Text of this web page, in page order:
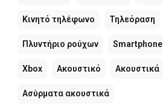
Κινητό τηλέφωνο Τηλεόραση
Πλυντήριο ρούχων Smartphone
Xbox Ακουστικό Ακουστικά
Ασύρματα ακουστικά